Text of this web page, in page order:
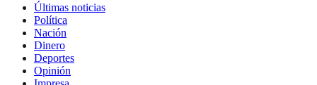
Últimas noticias
Política
Nación
Dinero
Deportes
Opinión